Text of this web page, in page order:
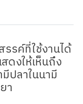
รค์ที่ใช้งานได้
ดงให้เห็นถึง
ปลาในนามี
า